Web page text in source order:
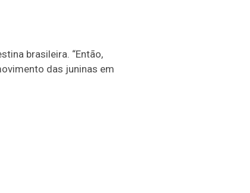
brasileira. “Então,
das juninas em